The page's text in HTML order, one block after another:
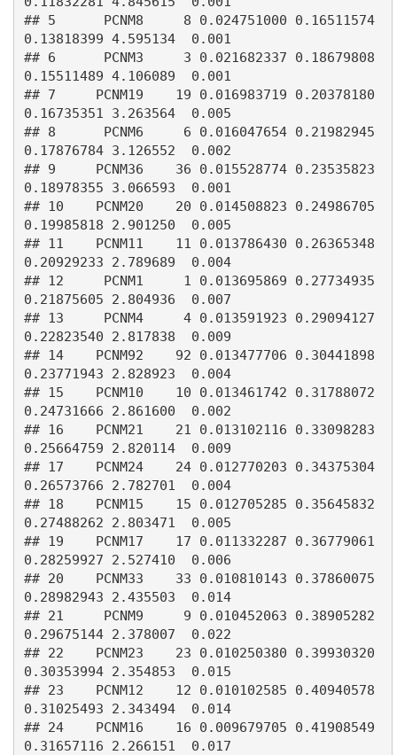
## 5      PCNM8     8 0.024751000 0.16511574
0.13818399 4.595134  0.001
## 6      PCNM3     3 0.021682337 0.18679808
0.15511489 4.106089  0.001
## 7     PCNM19    19 0.016983719 0.20378180
0.16735351 3.263564  0.005
## 8      PCNM6     6 0.016047654 0.21982945
0.17876784 3.126552  0.002
## 9     PCNM36    36 0.015528774 0.23535823
0.18978355 3.066593  0.001
## 10    PCNM20    20 0.014508823 0.24986705
0.19985818 2.901250  0.005
## 11    PCNM11    11 0.013786430 0.26365348
0.20929233 2.789689  0.004
## 12     PCNM1     1 0.013695869 0.27734935
0.21875605 2.804936  0.007
## 13     PCNM4     4 0.013591923 0.29094127
0.22823540 2.817838  0.009
## 14    PCNM92    92 0.013477706 0.30441898
0.23771943 2.828923  0.004
## 15    PCNM10    10 0.013461742 0.31788072
0.24731666 2.861600  0.002
## 16    PCNM21    21 0.013102116 0.33098283
0.25664759 2.820114  0.009
## 17    PCNM24    24 0.012770203 0.34375304
0.26573766 2.782701  0.004
## 18    PCNM15    15 0.012705285 0.35645832
0.27488262 2.803471  0.005
## 19    PCNM17    17 0.011332287 0.36779061
0.28259927 2.527410  0.006
## 20    PCNM33    33 0.010810143 0.37860075
0.28982943 2.435503  0.014
## 21     PCNM9     9 0.010452063 0.38905282
0.29675144 2.378007  0.022
## 22    PCNM23    23 0.010250380 0.39930320
0.30353994 2.354853  0.015
## 23    PCNM12    12 0.010102585 0.40940578
0.31025493 2.343494  0.014
## 24    PCNM16    16 0.009679705 0.41908549
0.31657116 2.266151  0.017